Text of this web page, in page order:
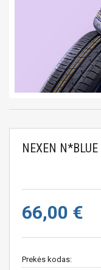
NEXEN
66,00 €
Prekės kodas: